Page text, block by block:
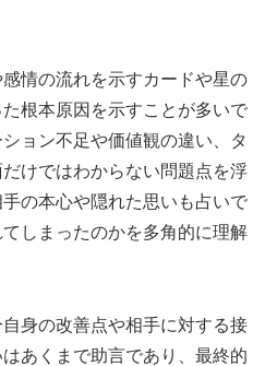
情の流れを示すカードや星の
根本原因を示すことが多いで
ョン不足や価値観の違い、タ
けではわからない問題点を浮
の本心や隠れた思いも占いで
しまったのかを多角的に理解
身の改善点や相手に対する接
あくまで助言であり、最終的